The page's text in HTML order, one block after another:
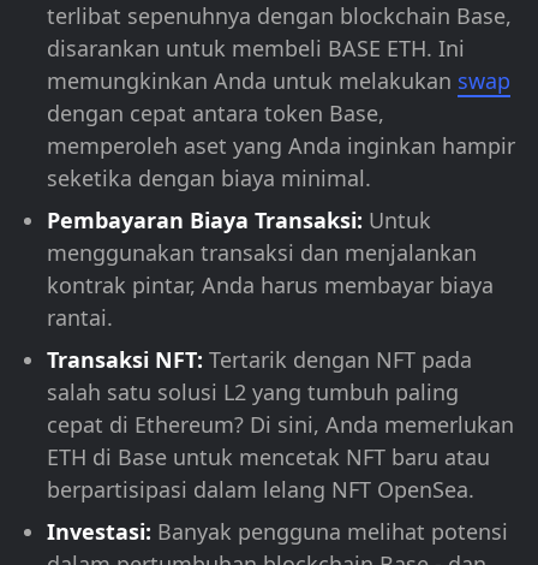
terlibat sepenuhnya dengan blockchain Base,
disarankan untuk membeli BASE ETH. Ini
memungkinkan Anda untuk melakukan swap
dengan cepat antara token Base,
memperoleh aset yang Anda inginkan hampir
seketika dengan biaya minimal.
Pembayaran Biaya Transaksi: Untuk
menggunakan transaksi dan menjalankan
kontrak pintar, Anda harus membayar biaya
rantai.
Transaksi NFT: Tertarik dengan NFT pada
salah satu solusi L2 yang tumbuh paling
cepat di Ethereum? Di sini, Anda memerlukan
ETH di Base untuk mencetak NFT baru atau
berpartisipasi dalam lelang NFT OpenSea.
Investasi: Banyak pengguna melihat potensi